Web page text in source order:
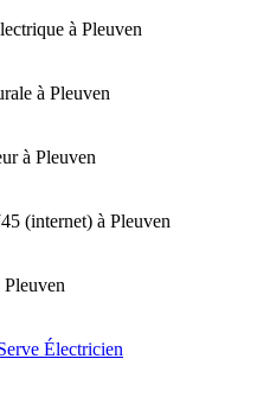
à Pleuven
à Pleuven
à Pleuven
(internet) à Pleuven
Électricien